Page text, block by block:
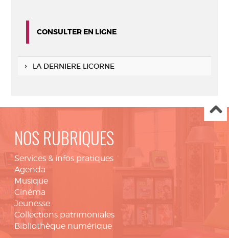
CONSULTER EN LIGNE
LA DERNIERE LICORNE
NOS RUBRIQUES
Services & infos pratiques
Agenda
Musique
Cinéma
Jeunesse
Collections patrimoniales
Bibliothèque numérique